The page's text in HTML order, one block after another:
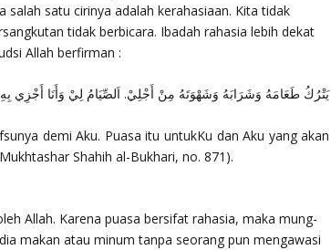
satu cirinya adalah kerahasiaan. Kita tidak
tidak berbicara. Ibadah rahasia lebih dekat
Allah berfirman :
يَتْرُكُ طَعَامَهُ وَشَرَابَهُ وَشَهْوَتَهُ مِنْ أَجْلِيْ. اَلصِّيَامُ لِيْ وَأَنَا أَجْزِي
demi Aku. Puasa itu untukKu dan Aku yang akan
Shahih al-Bukhari, no. 871).
Allah. Karena puasa bersifat rahasia, maka mung-
makan atau minum tanpa seorang pun mengawasi